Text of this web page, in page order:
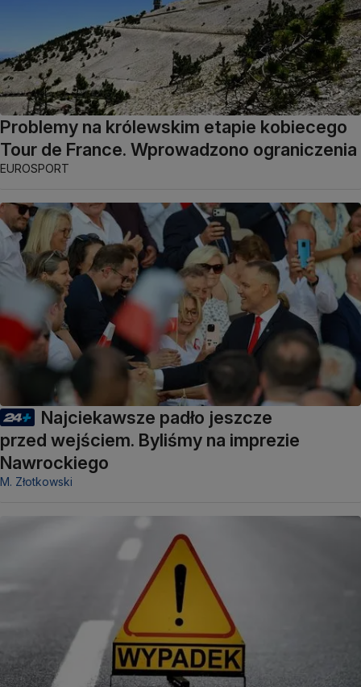
Problemy na królewskim etapie kobiecego
Tour de France. Wprowadzono ograniczenia
EUROSPORT
Najciekawsze padło jeszcze
przed wejściem. Byliśmy na imprezie
Nawrockiego
M. Złotkowski